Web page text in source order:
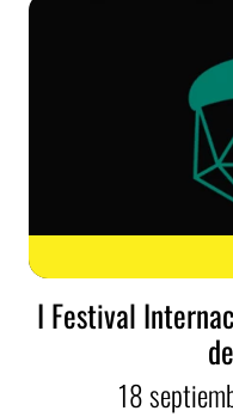
I Festival
18